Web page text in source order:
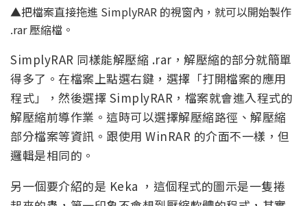
▲把檔案直接拖進 SimplyRAR 的視窗內，就可以開始製作
.rar 壓縮檔。
SimplyRAR 同樣能解壓縮 .rar，解壓縮的部分就簡單
得多了。在檔案上點選右鍵，選擇「打開檔案的應用
程式」，然後選擇 SimplyRAR，檔案就會進入程式的
解壓縮前導作業。這時可以選擇解壓縮路徑、解壓縮
部分檔案等資訊。跟使用 WinRAR 的介面不一樣，但
邏輯是相同的。
另一個要介紹的是 Keka ，這個程式的圖示是一隻捲